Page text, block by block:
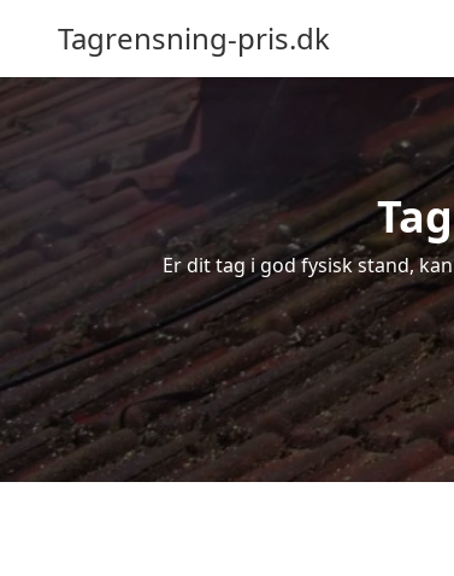
Tagrensning-pris.dk
Er dit tag i god fysisk stand,